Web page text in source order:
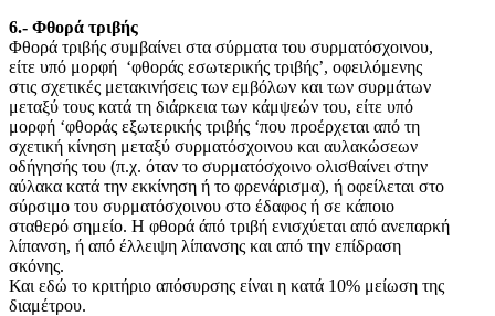
6.- Φθορά τριβής
Φθορά τριβής συμβαίνει στα σύρματα του συρματόσχοινου,
είτε υπό μορφή ‘φθοράς εσωτερικής τριβής’, οφειλόμενης
στις σχετικές μετακινήσεις των εμβόλων και των συρμάτων
μεταξύ τους κατά τη διάρκεια των κάμψεών του, είτε υπό
μορφή ‘φθοράς εξωτερικής τριβής ‘που προέρχεται από τη
σχετική κίνηση μεταξύ συρματόσχοινου και αυλακώσεων
οδήγησής του (π.χ. όταν το συρματόσχοινο ολισθαίνει στην
αύλακα κατά την εκκίνηση ή το φρενάρισμα), ή οφείλεται στο
σύρσιμο του συρματόσχοινου στο έδαφος ή σε κάποιο
σταθερό σημείο. Η φθορά άπό τριβή ενισχύεται από ανεπαρκή
λίπανση, ή από έλλειψη λίπανσης και από την επίδραση
σκόνης.
Και εδώ το κριτήριο απόσυρσης είναι η κατά 10% μείωση της
διαμέτρου.